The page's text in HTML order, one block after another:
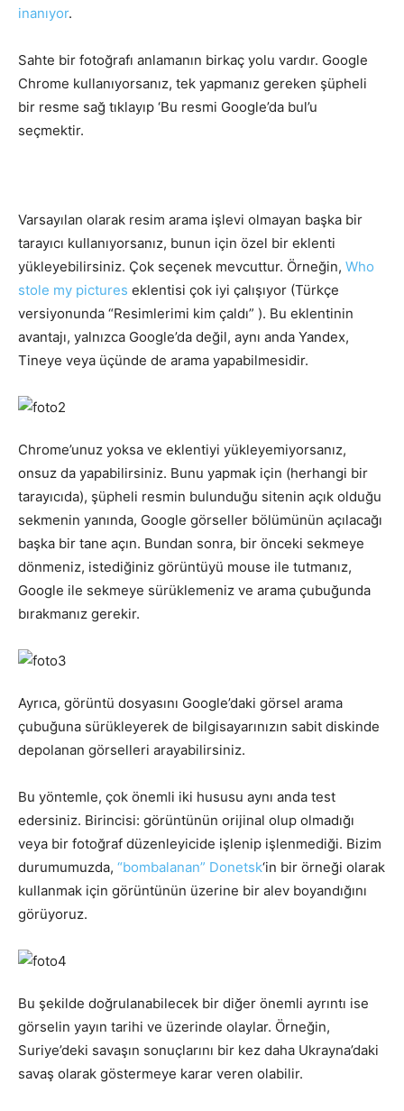
inanıyor.
Sahte bir fotoğrafı anlamanın birkaç yolu vardır. Google
Chrome kullanıyorsanız, tek yapmanız gereken şüpheli
bir resme sağ tıklayıp ‘Bu resmi Google’da bul’u
seçmektir.
Varsayılan olarak resim arama işlevi olmayan başka bir
tarayıcı kullanıyorsanız, bunun için özel bir eklenti
yükleyebilirsiniz. Çok seçenek mevcuttur. Örneğin, Who
stole my pictures eklentisi çok iyi çalışıyor (Türkçe
versiyonunda “Resimlerimi kim çaldı” ). Bu eklentinin
avantajı, yalnızca Google’da değil, aynı anda Yandex,
Tineye veya üçünde de arama yapabilmesidir.
Chrome’unuz yoksa ve eklentiyi yükleyemiyorsanız,
onsuz da yapabilirsiniz. Bunu yapmak için (herhangi bir
tarayıcıda), şüpheli resmin bulunduğu sitenin açık olduğu
sekmenin yanında, Google görseller bölümünün açılacağı
başka bir tane açın. Bundan sonra, bir önceki sekmeye
dönmeniz, istediğiniz görüntüyü mouse ile tutmanız,
Google ile sekmeye sürüklemeniz ve arama çubuğunda
bırakmanız gerekir.
Ayrıca, görüntü dosyasını Google’daki görsel arama
çubuğuna sürükleyerek de bilgisayarınızın sabit diskinde
depolanan görselleri arayabilirsiniz.
Bu yöntemle, çok önemli iki hususu aynı anda test
edersiniz. Birincisi: görüntünün orijinal olup olmadığı
veya bir fotoğraf düzenleyicide işlenip işlenmediği. Bizim
durumumuzda, “bombalanan” Donetsk‘in bir örneği olarak
kullanmak için görüntünün üzerine bir alev boyandığını
görüyoruz.
Bu şekilde doğrulanabilecek bir diğer önemli ayrıntı ise
görselin yayın tarihi ve üzerinde olaylar. Örneğin,
Suriye’deki savaşın sonuçlarını bir kez daha Ukrayna’daki
savaş olarak göstermeye karar veren olabilir.